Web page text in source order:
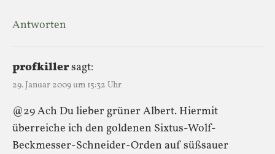
Antworten
profkillersagt:
29. Januar 2009 um 15:32 Uhr
@29 Ach Du lieber grüner Albert. Hiermit
überreiche ich den goldenen Sixtus-Wolf-
Beckmesser-Schneider-Orden auf süßsauer